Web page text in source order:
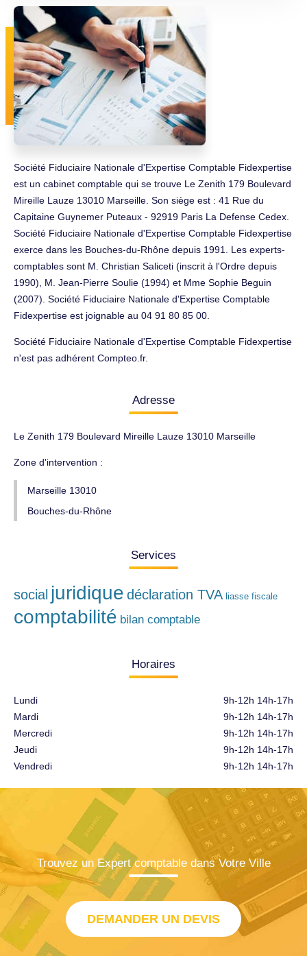
Société Fiduciaire Nationale d'Expertise Comptable Fidexpertise
est un cabinet comptable qui se trouve Le Zenith 179 Boulevard
Mireille Lauze 13010 Marseille. Son siège est : 41 Rue du
Capitaine Guynemer Puteaux - 92919 Paris La Defense Cedex.
Société Fiduciaire Nationale d'Expertise Comptable Fidexpertise
exerce dans les Bouches-du-Rhône depuis 1991. Les experts-
comptables sont M. Christian Saliceti (inscrit à l'Ordre depuis
1990), M. Jean-Pierre Soulie (1994) et Mme Sophie Beguin
(2007). Société Fiduciaire Nationale d'Expertise Comptable
Fidexpertise est joignable au 04 91 80 85 00.
Société Fiduciaire Nationale d'Expertise Comptable Fidexpertise
n'est pas adhérent Compteo.fr.
Adresse
Le Zenith 179 Boulevard Mireille Lauze 13010 Marseille
Zone d'intervention :
Marseille 13010
Bouches-du-Rhône
Services
social juridique déclaration TVA liasse fiscale
comptabilité bilan comptable
Horaires
Lundi
Mardi
Mercredi
Jeudi
Vendredi
9h-12h 14h-17h
9h-12h 14h-17h
9h-12h 14h-17h
9h-12h 14h-17h
9h-12h 14h-17h
Trouvez un Expert comptable dans Votre Ville
DEMANDER UN DEVIS